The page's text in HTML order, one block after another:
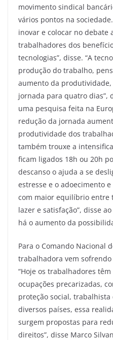
movimento sindical
vários pontos na
inovar e colocar no debate
trabalhadores dos
tecnologias”, disse. “A
produção do trabalho,
aumento da
jornada para quatro dias”,
uma pesquisa feita na
redução da jornada
produtividade dos
também trouxe a
ficam ligados 18h ou 20h
descanso o ajuda a se
estresse e o adoecimento
com maior equilíbrio entre
lazer e satisfação”, disse
há o aumento da
Para o Comando Nacional
trabalhadora vem
“Hoje os trabalhadores
ocupações precarizadas,
proteção social,
diversos países, essa
surgem propostas para
direitos”, disse Marco